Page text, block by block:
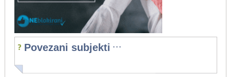
Povezani subjekti ...